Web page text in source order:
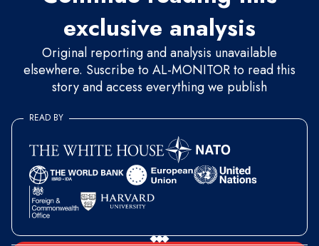
exclusive analysis
Original reporting and analysis unavailable
elsewhere. Suscribe to AL-MONITOR to read this
story and access everything we publish
READ BY